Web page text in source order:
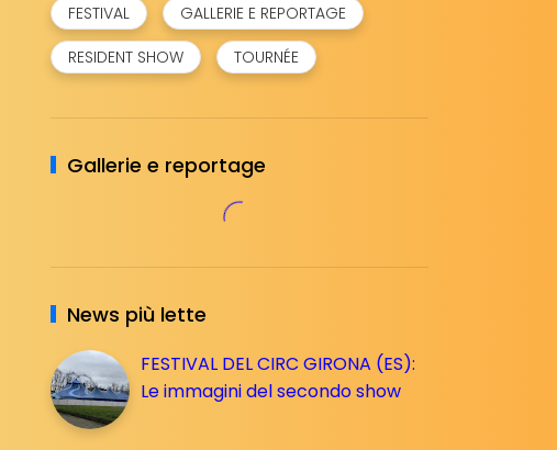
FESTIVAL
GALLERIE E REPORTAGE
RESIDENT SHOW
TOURNÉE
Gallerie e reportage
News più lette
FESTIVAL DEL CIRC GIRONA (ES):
Le immagini del secondo show